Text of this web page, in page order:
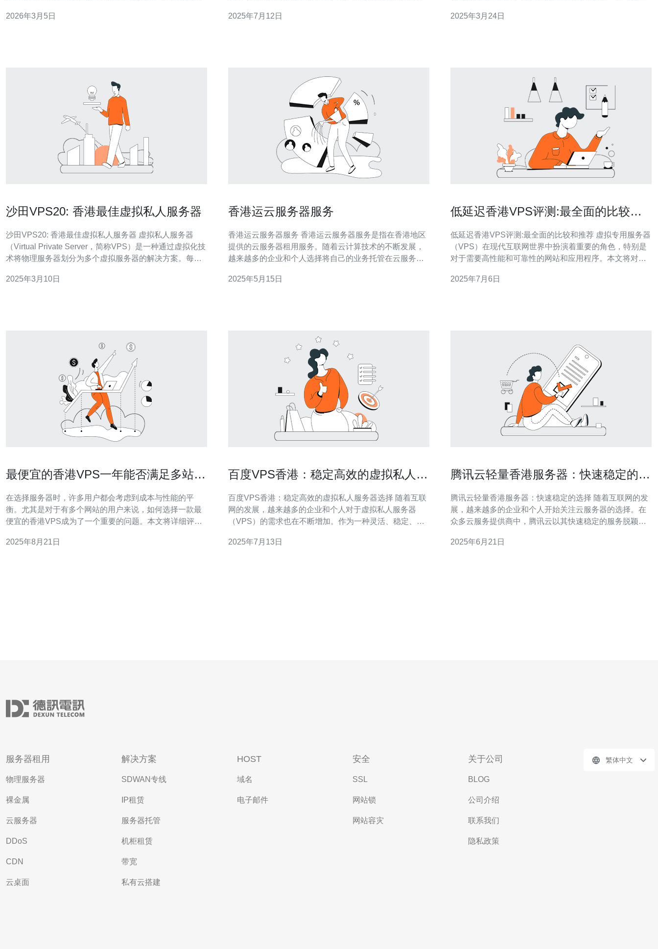
为什么要选择香港机房与高带宽方案？ 选择香港云服务器
2026年3月5日
本作为亚洲最具发达的国家之一，在云服务器领域也有着
2025年7月12日
一种一站式解决方案，可以满足您的各种在线需求。 香港
2025年3月24日
沙田VPS20: 香港最佳虚拟私人服务器
沙田VPS20: 香港最佳虚拟私人服务器 虚拟私人服务器
（Virtual Private Server，简称VPS）是一种通过虚拟化技
术将物理服务器划分为多个虚拟服务器的解决方案。每个
样运行应用程序和服务。 沙田VPS20是香港地区最佳的虚
2025年3月10日
香港运云服务器服务
香港运云服务器服务 香港运云服务器服务是指在香港地区
提供的云服务器租用服务。随着云计算技术的不断发展，
越来越多的企业和个人选择将自己的业务托管在云服务器
务器服务包括提供各种规格的云服务器，用户可以根据自
2025年5月15日
低延迟香港VPS评测:最全面的比较和
低延迟香港VPS评测:最全面的比较和推荐 虚拟专用服务器
（VPS）在现代互联网世界中扮演着重要的角色，特别是
对于需要高性能和可靠性的网站和应用程序。本文将对一
的选择。 低延迟对于用户访问网站或使用应用程序至关重
2025年7月6日
最便宜的香港VPS一年能否满足多站点
在选择服务器时，许多用户都会考虑到成本与性能的平
衡。尤其是对于有多个网站的用户来说，如何选择一款最
便宜的香港VPS成为了一个重要的问题。本文将详细评测
需求，为用户提供更为可靠的参考。 香港VPS的优势 香港
2025年8月21日
百度VPS香港：稳定高效的虚拟私人服
百度VPS香港：稳定高效的虚拟私人服务器选择 随着互联
网的发展，越来越多的企业和个人对于虚拟私人服务器
（VPS）的需求也在不断增加。作为一种灵活、稳定、高
绍百度VPS香港的优势和特点，帮助用户更好地了解并选
2025年7月13日
腾讯云轻量香港服务器：快速稳定的选
腾讯云轻量香港服务器：快速稳定的选择 随着互联网的发
展，越来越多的企业和个人开始关注云服务器的选择。在
众多云服务提供商中，腾讯云以其快速稳定的服务脱颖而
量香港服务器采用高性能硬件，并且拥有优越的网络环
2025年6月21日
服务器租用
物理服务器
裸金属
云服务器
DDoS
CDN
云桌面
解决方案
SDWAN专线
IP租赁
服务器托管
机柜租赁
带宽
私有云搭建
HOST
域名
电子邮件
安全
SSL
网站锁
网站容灾
关于公司
BLOG
公司介绍
联系我们
隐私政策
繁体中文